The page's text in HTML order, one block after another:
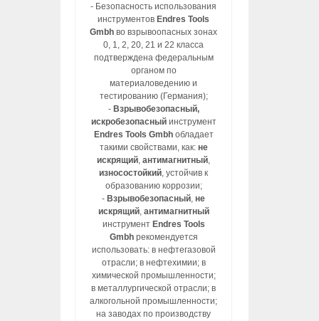
- Безопасность использования
инструментов Endres Tools
Gmbh во взрывоопасных зонах
0, 1, 2, 20, 21 и 22 класса
подтверждена федеральным
органом по
материаловедению и
тестированию (Германия);
- Взрывобезопасный,
искробезопасныйинструмент
Endres Tools Gmbhобладает
такими свойствами, как: не
искрящий,антимагнитный,
износостойкий, устойчив к
образованию коррозии;
- Взрывобезопасный,не
искрящий, антимагнитный
инструмент Endres Tools
Gmbhрекомендуется
использовать: в нефтегазовой
отрасли; в нефтехимии; в
химической промышленности;
в металлургической отрасли; в
алкогольной промышленности;
на заводах по производству